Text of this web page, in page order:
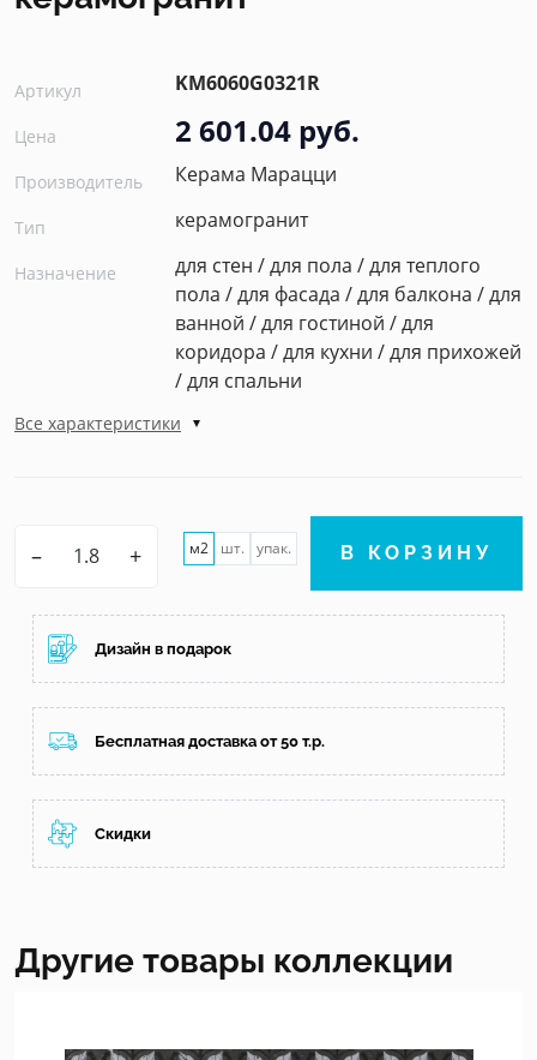
Артикул KM6060G0321R
Цена 2 601.04 руб.
Производитель Керама Марацци
Тип керамогранит
Назначение
для стен / для пола / для теплого
пола / для фасада / для балкона / для
ванной / для гостиной / для
коридора / для кухни / для прихожей
/ для спальни
Все характеристики
– + м2 шт. упак. В КОРЗИНУ
Дизайн в подарок
Бесплатная доставка от 50 т.р.
Скидки
Другие товары коллекции